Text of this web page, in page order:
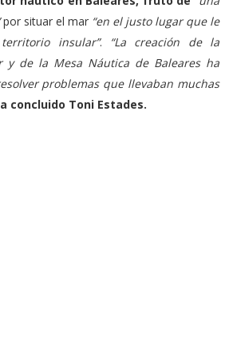
por situar el mar “en el justo lugar que le
insular”.
“La creación de la
y de la Mesa Náutica de Baleares ha
problemas que llevaban muchas
concluido Toni Estades.